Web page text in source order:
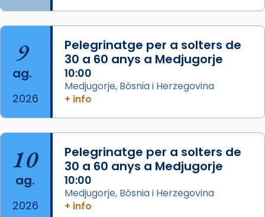
2 weeks ago
missa d’acció de gràcies en agraïment al
comitè organitzador de la visita apostòlica
del Sant Pare Lleó XIV a Barcelona, i als
col·laboradors, a la Catedral de Barcelona.
Mons. David Abadías.
📸 Dr. G. Simón
Photo
9
ag.
2026
Pelegrinatge per a solters de
30 a 60 anys a Medjugorje
10:00
Medjugorje, Bòsnia i Herzegovina
+ info
10
ag.
2026
Pelegrinatge per a solters de
30 a 60 anys a Medjugorje
10:00
Medjugorje, Bòsnia i Herzegovina
+ info